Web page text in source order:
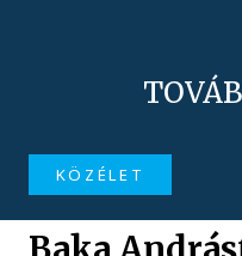
KÖZÉLET